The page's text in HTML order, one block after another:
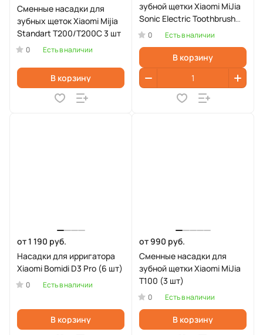
Сменные насадки для
зубных щеток Xiaomi Mijia
Standart T200/T200C 3 шт
0 Есть в наличии
В корзину
зубной щетки Xiaomi MiJia
Sonic Electric Toothbrush
T700 MBS304 (2шт)
0 Есть в наличии
В корзину
от 1 190 руб.
Насадки для ирригатора
Xiaomi Bomidi D3 Pro (6 шт)
0 Есть в наличии
В корзину
от 990 руб.
Сменные насадки для
зубной щетки Xiaomi MiJia
T100 (3 шт)
0 Есть в наличии
В корзину